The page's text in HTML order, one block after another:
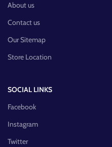
About us
Contact us
Our Sitemap
Store Location
SOCIAL LINKS
Facebook
Instagram
Twitter